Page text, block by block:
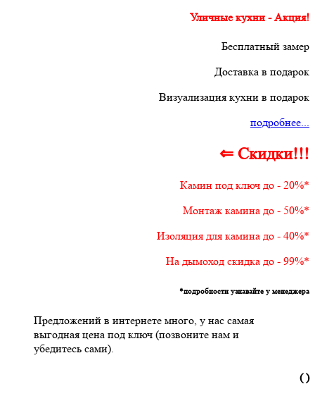
Уличные кухни - Акция!
Бесплатный замер
Доставка в подарок
Визуализация кухни в подарок
подробнее...
⇐ Скидки!!!
Камин под ключ до - 20%*
Монтаж камина до - 50%*
Изоляция для камина до - 40%*
На дымоход скидка до - 99%*
*подробности узнавайте у менеджера
Предложений в интернете много, у нас самая
выгодная цена под ключ (позвоните нам и
убедитесь сами).
( )